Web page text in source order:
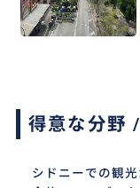
得意な分野
シドニーでの観